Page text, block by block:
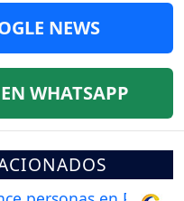
NEWS
WHATSAPP